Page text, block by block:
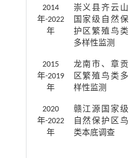
2014
年-2022
年
崇义县齐云山
国家级自然保
护区繁殖鸟类
多样性监测
2015
年-2019
年
龙南市、章贡
区繁殖鸟类多
样性监测
2020
年-2022
年
赣江源国家级
自然保护区鸟
类本底调查